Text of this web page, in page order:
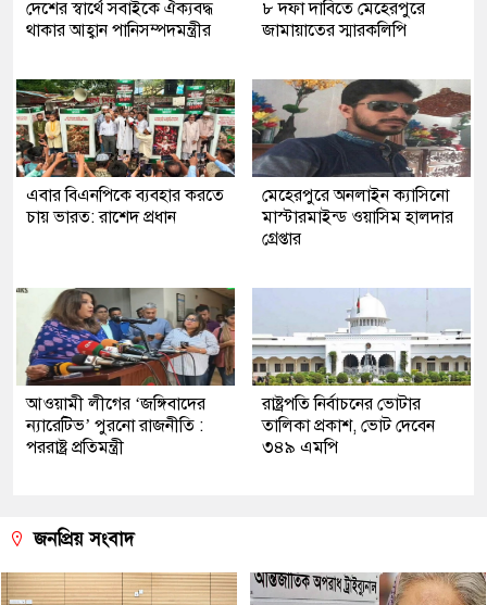
দেশের স্বার্থে সবাইকে ঐক্যবদ্ধ
থাকার আহ্বান পানিসম্পদমন্ত্রীর
৮ দফা দাবিতে মেহেরপুরে
জামায়াতের স্মারকলিপি
এবার বিএনপিকে ব্যবহার করতে
চায় ভারত: রাশেদ প্রধান
মেহেরপুরে অনলাইন ক্যাসিনো
মাস্টারমাইন্ড ওয়াসিম হালদার
গ্রেপ্তার
আওয়ামী লীগের ‘জঙ্গিবাদের
ন্যারেটিভ’ পুরনো রাজনীতি :
পররাষ্ট্র প্রতিমন্ত্রী
রাষ্ট্রপতি নির্বাচনের ভোটার
তালিকা প্রকাশ, ভোট দেবেন
৩৪৯ এমপি
জনপ্রিয় সংবাদ